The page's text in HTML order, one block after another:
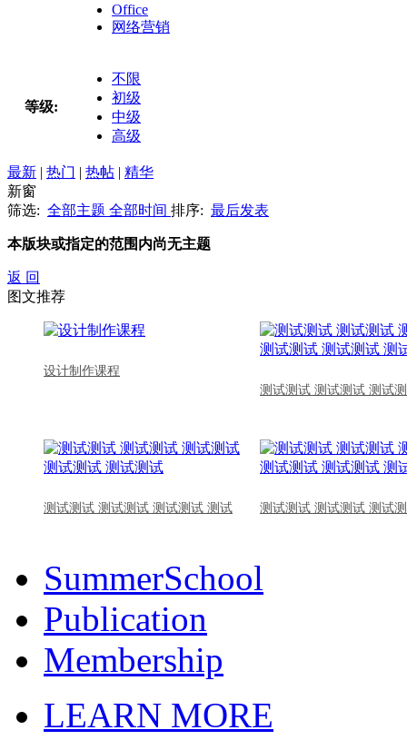
Office
网络营销
等级:
不限
初级
中级
高级
最新 | 热门 | 热帖 | 精华
新窗
筛选: 全部主题 全部时间 排序: 最后发表
本版块或指定的范围内尚无主题
返 回
图文推荐
设计制作课程
测试测试 测试测试 测试
测试测试 测试测试 测试测试 测试 测试测试 测试测试 测试
SummerSchool
Publication
Membership
LEARN MORE